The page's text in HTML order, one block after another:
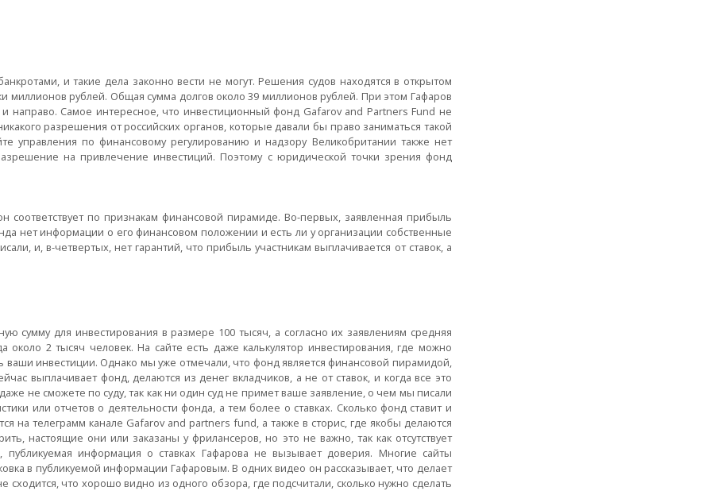
и такие дела законно вести не могут. Решения судов находятся в открытом
миллионов рублей. Общая сумма долгов около 39 миллионов рублей. При этом Гафаров
направо. Самое интересное, что инвестиционный фонд Gafarov and Partners Fund не
разрешения от российских органов, которые давали бы право заниматься такой
управления по финансовому регулированию и надзору Великобритании также нет
на привлечение инвестиций. Поэтому с юридической точки зрения фонд
соответствует по признакам финансовой пирамиде. Во-первых, заявленная прибыль
нет информации о его финансовом положении и есть ли у организации собственные
и, в-четвертых, нет гарантий, что прибыль участникам выплачивается от ставок, а
сумму для инвестирования в размере 100 тысяч, а согласно их заявлениям средняя
около 2 тысяч человек. На сайте есть даже калькулятор инвестирования, где можно
ваши инвестиции. Однако мы уже отмечали, что фонд является финансовой пирамидой,
выплачивает фонд, делаются из денег вкладчиков, а не от ставок, и когда все это
не сможете по суду, так как ни один суд не примет ваше заявление, о чем мы писали
или отчетов о деятельности фонда, а тем более о ставках. Сколько фонд ставит и
на телеграмм канале Gafarov and partners fund, а также в сторис, где якобы делаются
настоящие они или заказаны у фрилансеров, но это не важно, так как отсутствует
публикуемая информация о ставках Гафарова не вызывает доверия. Многие сайты
в публикуемой информации Гафаровым. В одних видео он рассказывает, что делает
сходится, что хорошо видно из одного обзора, где подсчитали, сколько нужно сделать